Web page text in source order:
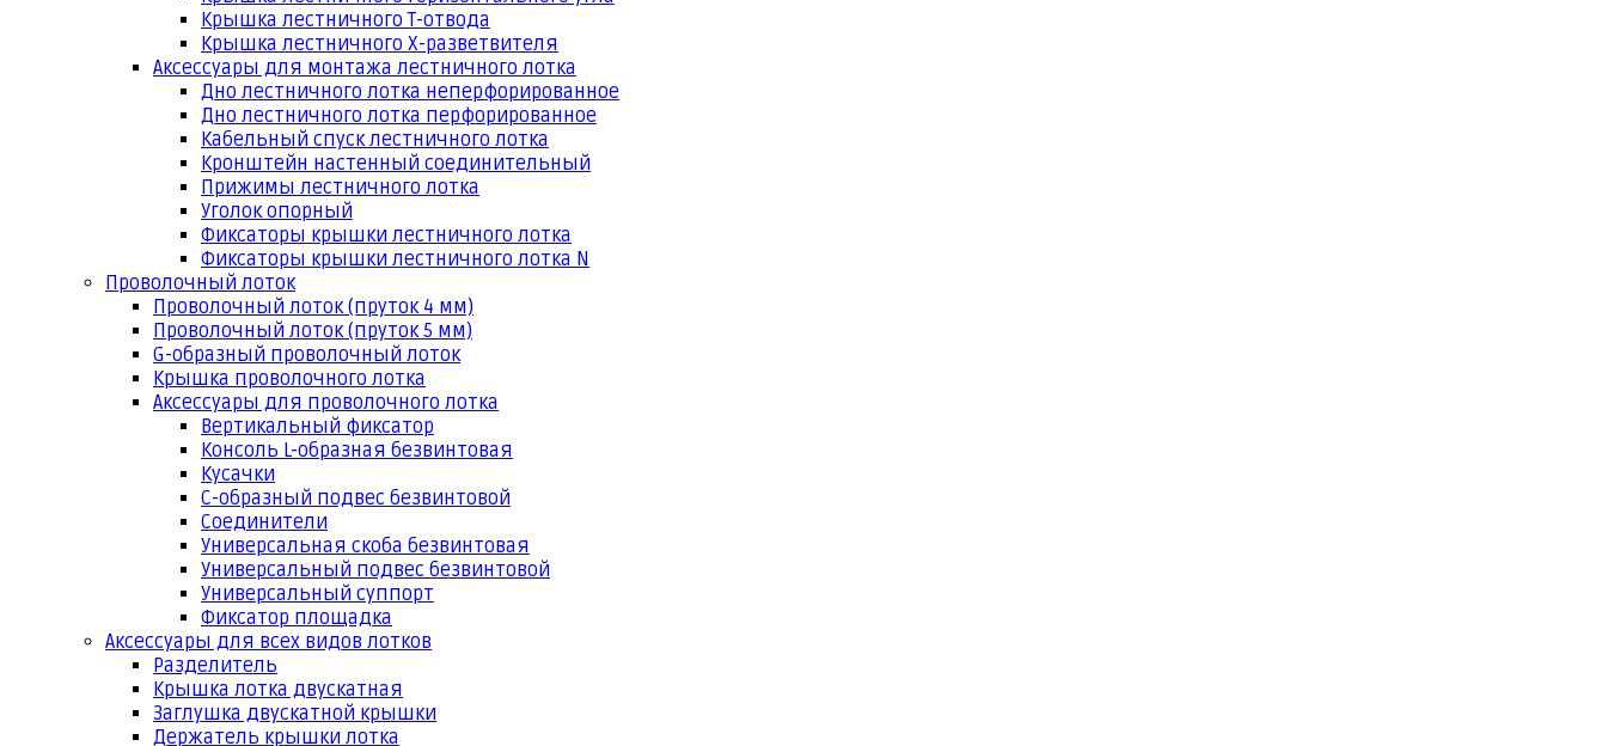
Крышка лестничного Т-отвода
Крышка лестничного Х-разветвителя
Аксессуары для монтажа лестничного лотка
Дно лестничного лотка неперфорированное
Дно лестничного лотка перфорированное
Кабельный спуск лестничного лотка
Кронштейн настенный соединительный
Прижимы лестничного лотка
Уголок опорный
Фиксаторы крышки лестничного лотка
Фиксаторы крышки лестничного лотка N
Проволочный лоток
Проволочный лоток (пруток 4 мм)
Проволочный лоток (пруток 5 мм)
G-образный проволочный лоток
Крышка проволочного лотка
Аксессуары для проволочного лотка
Вертикальный фиксатор
Консоль L-образная безвинтовая
Кусачки
С-образный подвес безвинтовой
Соединители
Универсальная скоба безвинтовая
Универсальный подвес безвинтовой
Универсальный суппорт
Фиксатор площадка
Аксессуары для всех видов лотков
Разделитель
Крышка лотка двускатная
Заглушка двускатной крышки
Держатель крышки лотка